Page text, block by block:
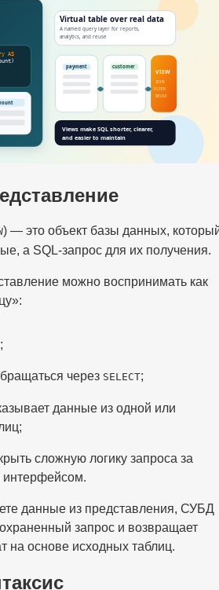
) — это объект базы данных,
а SQL-запрос для их получения.
можно воспринимать как
через SELECT;
данные из одной или
сложную логику запроса за
данные из представления, СУБД
запрос и возвращает
на основе исходных таблиц.